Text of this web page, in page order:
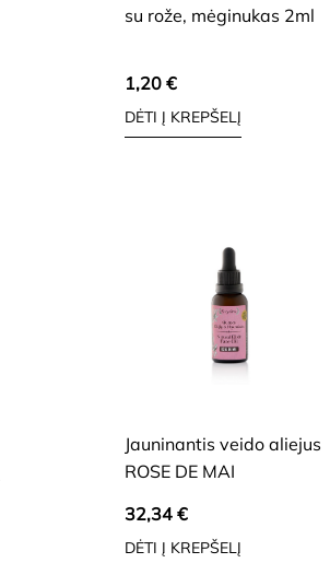
su rože, mėginukas 2ml
1,20 €
DĖTI Į KREPŠELĮ
Jauninantis veido aliejus
ROSE DE MAI
32,34 €
DĖTI Į KREPŠELĮ